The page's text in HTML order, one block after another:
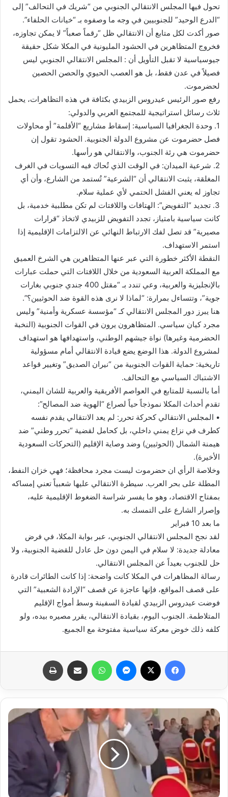
تحول فيها المجلس الانتقالي الجنوبي من “شريك في التحالف” إلى
“الدرع الوحيد” للجنوبيين في وجه ما وصفوه بـ “خيانات الحلفاء”.
صور أكدت لكل متابع أن الانتقالي ظل “رقماً صعباً” لا يمكن تجاوزه،
فخروج المتظاهرين في الحشود المليونية في المكلا شكل حقيقة
جيوسياسية لا تقبل التأويل أن : المجلس الانتقالي الجنوبي ليس
فصيلاً في عدن فقط، بل هو العصب الحيوي والحصن الحصين
لحضرموت.
رفع صور الرئيس عيدروس الزبيدي بكثافة في هذه التظاهرات، يحمل
ثلاث رسائل استراتيجية للمجتمع العربي والدولي:
1. وحدة الجغرافيا السياسية: إسقاط مشاريع “الأقلمة” أو محاولات
فصل حضرموت عن مشروع الدولة الجنوبية. الحشود تقول إن
حضرموت هي رئة الجنوب، والانتقالي هو رأسها.
2. شرعية الميدان: في الوقت الذي تُحاك فيه التسويات في الغرف
المغلقة، يثبت الانتقالي أن “الشرعية” تُستمد من الشارع، وأن أي
تجاوز له يعني الفشل الحتمي لأي عملية سلام.
3. تجديد “التفويض”: الهتافات واللافتات لم تكن مطلبية خدمية، بل
كانت سياسية بامتياز، تجدد التفويض للزبيدي لاتخاذ “قرارات
مصيرية” قد تصل لفك الارتباط النهائي عن الالتزامات الإقليمية إذا
استمر الاستهداف.
النقطة الأكثر خطورة التي عبر عنها المتظاهرين هي الشرخ العميق
مع المملكة العربية السعودية من خلال اللافتات التي حملت عبارات
بالإنجليزية والعربية، وعي تندد بـ “مقتل 400 جندي جنوبي بغارات
جوية”، وتتساءل بمرارة: “لماذا لا نرى هذه القوة ضد الحوثيين؟”.
هنا يبرز دور المجلس الانتقالي كـ “مؤسسة عسكرية وأمنية” وليس
مجرد كيان سياسي. المتظاهرون يرون في القوات الجنوبية (النخبة
الحضرمية وغيرها) نواة جيشهم الوطني، واستهدافها هو استهداف
لمشروع الدولة. هذا الوضع يضع قيادة الانتقالي أمام مسؤولية
تاريخية: حماية القوات الجنوبية من “نيران الصديق” وتغيير قواعد
الاشتباك السياسي مع التحالف.
أما بالنسبة للمتابع في العواصم الأفريقية والعربية للشان اليمني،
تقدم أحداث المكلا نموذجاً حياً لصراع “الهوية ضد المصالح”:
• المجلس الانتقالي كحركة تحرر: لم يعد الانتقالي يقدم نفسه
كطرف في نزاع يمني داخلي، بل كحامل لقضية “تحرر وطني” ضد
هيمنة الشمال (الحوثيين) وضد وصاية الإقليم (التحركات السعودية
الأخيرة).
وخلاصة الرأي ان حضرموت ليست مجرد محافظة؛ فهي خزان النفط،
المطلة على بحر العرب. سيطرة الانتقالي عليها شعبياً تعني إمساكه
بمفتاح الاقتصاد، وهو ما يفسر شراسة الضغوط الإقليمية عليه،
وإصرار الشارع على التمسك به.
ما بعد 10 فبراير
لقد نجح المجلس الانتقالي الجنوبي، عبر بوابة المكلا، في فرض
معادلة جديدة: لا سلام في اليمن دون حل عادل للقضية الجنوبية، ولا
حل للجنوب بعيداً عن المجلس الانتقالي.
رسالة المظاهرات في المكلا كانت واضحة: إذا كانت الطائرات قادرة
على قصف المواقع، فإنها عاجزة عن قصف “الإرادة الشعبية” التي
فوضت عيدروس الزبيدي لقيادة السفينة وسط أمواج الإقليم
المتلاطمة. الجنوب اليوم، بقيادة الانتقالي، يقرر مصيره بيده، ولو
كلفه ذلك خوض معركة سياسية مفتوحة مع الجميع.
فيسبوك ماسنجر واتساب مشاركة عبر البريد